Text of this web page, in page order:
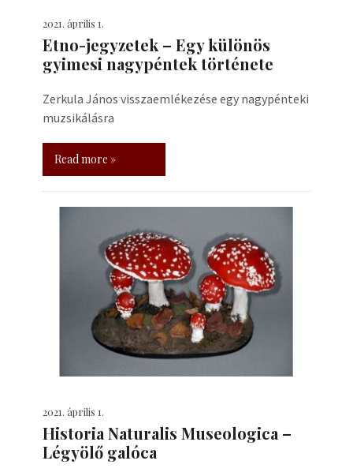
2021. április 1.
Etno-jegyzetek – Egy különös
gyimesi nagypéntek története
Zerkula János visszaemlékezése egy nagypénteki
muzsikálásra
Read more »
2021. április 1.
Historia Naturalis Museologica –
Légyölő galóca